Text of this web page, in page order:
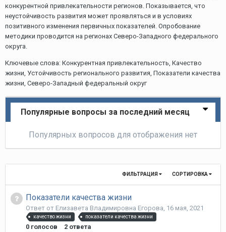
конкурентной привлекательности регионов. Показывается, что
неустойчивость развития может проявляться и в условиях
позитивного изменения первичных показателей. Опробование
методики проводится на регионах Северо-Западного федерального
округа.
Ключевые слова: Конкурентная привлекательность, Качество
жизни, Устойчивость регионального развития, Показатели качества
жизни, Северо-Западный федеральный округ
Популярные вопросы за последний месяц
Популярных вопросов для отображения нет
СОРТИРОВКА
ФИЛЬТРАЦИЯ
Показатели качества жизни
Ответ от Елизавета Владимировна Егорова, 16 мая, 2021
качество жизни показатели качества жизни
0 голосов 2 ответа